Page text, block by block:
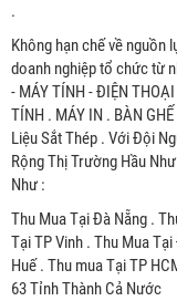
.
Không hạn chế về nguồn
doanh nghiệp tổ chức từ
- MÁY TÍNH - ĐIỆN
TÍNH . MÁY IN . BÀN
Liệu Sắt Thép . Với Đội
Rộng Thị Trường Hầu
Như :
Thu Mua Tại Đà Nẵng .
Tại TP Vinh . Thu Mua
Huế . Thu mua Tại TP
63 Tỉnh Thành Cả Nước